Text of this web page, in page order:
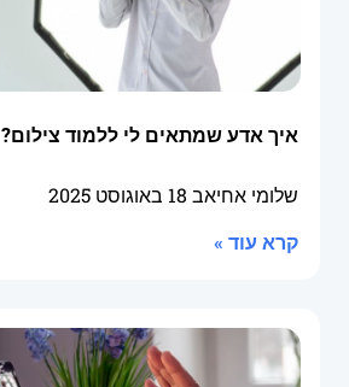
איך אדע שמתאים לי ללמוד צילום?
שלומי אחיאב 18 באוגוסט 2025
קרא עוד »